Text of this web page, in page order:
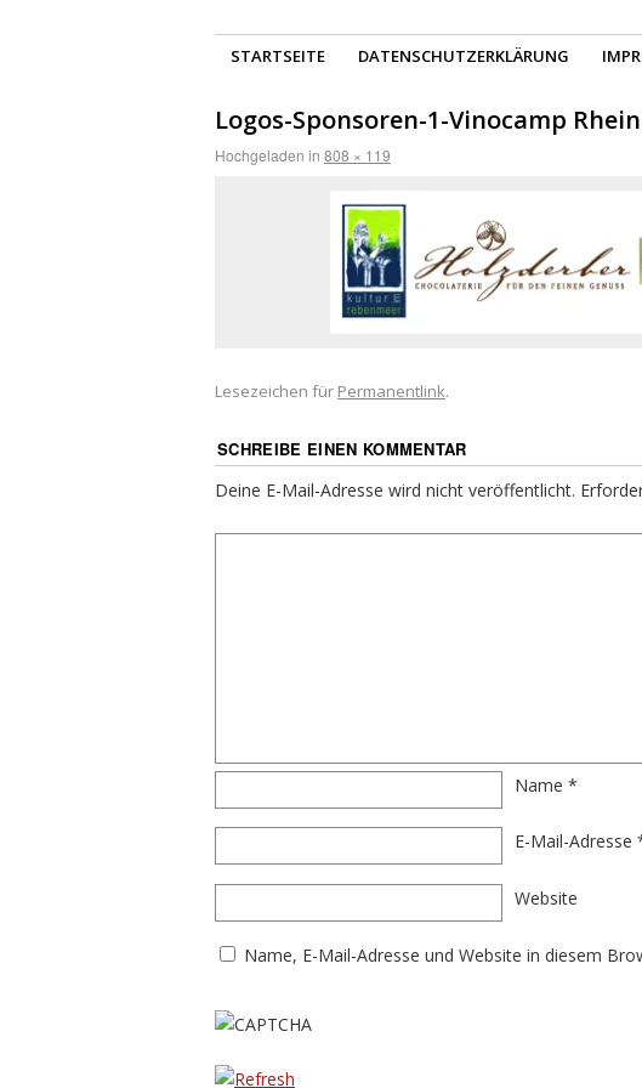
STARTSEITE DATENSCHUTZERKLÄRUNG
Logos-Sponsoren-1-Vinocamp
Hochgeladen in 808 × 119
Lesezeichen für Permanentlink.
SCHREIBE EINEN KOMMENTAR
Deine E-Mail-Adresse wird nicht veröffentlicht.
Name *
E-Mail-Adresse
Website
Name, E-Mail-Adresse und Website in diesem